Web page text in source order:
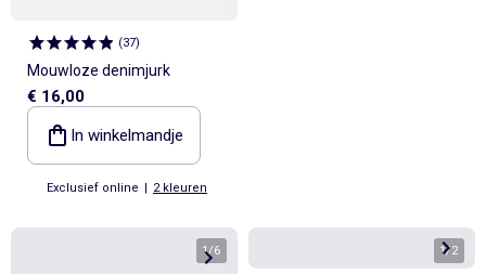
(37)
Mouwloze denimjurk
€ 16,00
In winkelmandje
Exclusief online | 2 kleuren
1/6 1/2